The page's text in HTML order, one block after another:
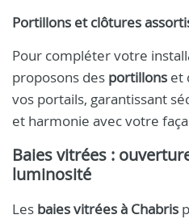
Portillons et clôtures
Pour compléter votre
proposons des portillons et
vos portails, garantissant
et harmonie avec votre
Baies vitrées :
luminosité
Les baies vitrées à Chabris